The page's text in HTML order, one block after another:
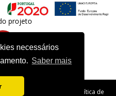
necessários
Saber mais
projeto
Política de